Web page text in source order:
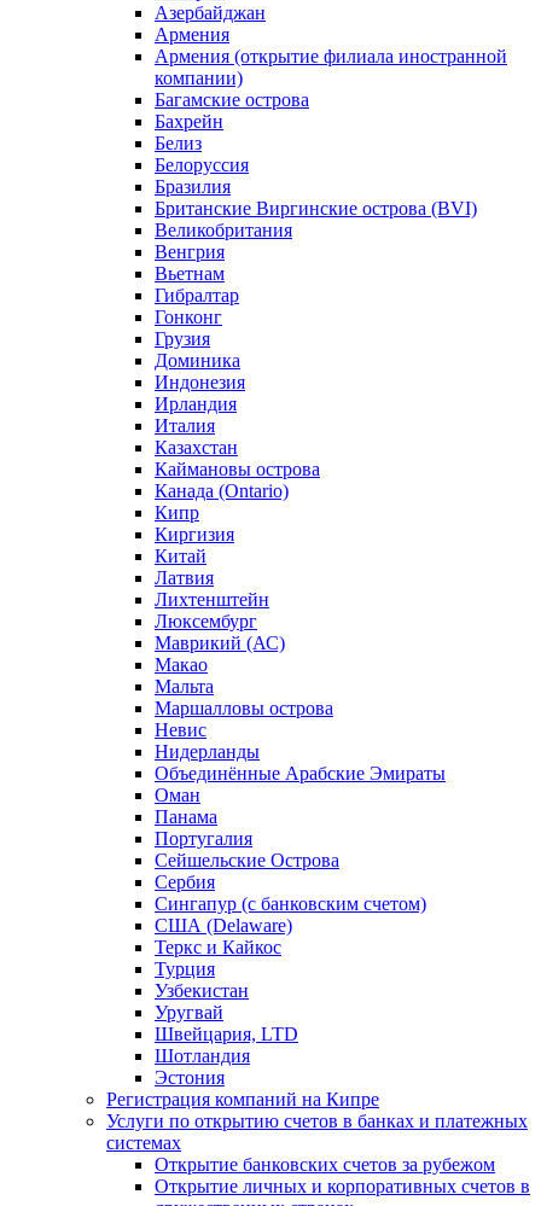
Азербайджан
Армения
Армения (открытие филиала иностранной
компании)
Багамские острова
Бахрейн
Белиз
Белоруссия
Бразилия
Британские Виргинские острова (BVI)
Великобритания
Венгрия
Вьетнам
Гибралтар
Гонконг
Грузия
Доминика
Индонезия
Ирландия
Италия
Казахстан
Каймановы острова
Канада (Ontario)
Кипр
Киргизия
Китай
Латвия
Лихтенштейн
Люксембург
Маврикий (АС)
Макао
Мальта
Маршалловы острова
Нeвис
Нидерланды
Объединённые Арабские Эмираты
Оман
Панама
Португалия
Сейшельские Острова
Сербия
Сингапур (c банковским счетом)
США (Delaware)
Теркс и Кайкос
Турция
Узбекистан
Уругвай
Швейцария, LTD
Шотландия
Эстония
Регистрация компаний на Кипре
Услуги по открытию счетов в банках и платежных
системах
Открытие банковских счетов за рубежом
Открытие личных и корпоративных счетов в